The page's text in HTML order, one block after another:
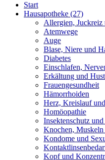
Start
Hausapotheke (27)
Allergien, Juckreiz
Atemwege
Auge
Blase, Niere und
Diabetes
Einschlafen,
Erkältung und
Frauengesundheit
Hämorrhoiden
Herz, Kreislauf
Homöopathie
Insektenschutz
Knochen,
Kondome und
Kopf und